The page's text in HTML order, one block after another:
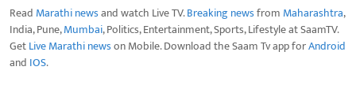
Read Marathi newsand watch Live TV.Breaking newsfrom Maharashtra,
India, Pune,Mumbai, Politics, Entertainment, Sports, Lifestyle at SaamTV.
GetLive Marathi newson Mobile. Download the Saam Tv app forAndroid
and IOS.